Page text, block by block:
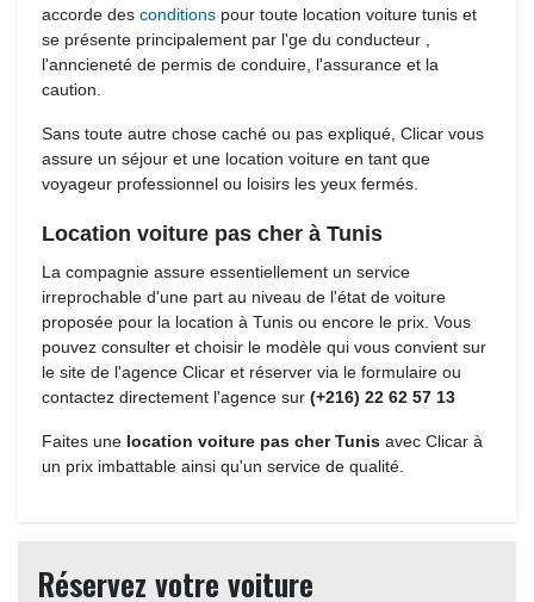
accorde des conditions pour toute location voiture tunis et
se présente principalement par l'ge du conducteur ,
l'anncieneté de permis de conduire, l'assurance et la
caution.
Sans toute autre chose caché ou pas expliqué, Clicar vous
assure un séjour et une location voiture en tant que
voyageur professionnel ou loisirs les yeux fermés.
Location voiture pas cher à Tunis
La compagnie assure essentiellement un service
irreprochable d'une part au niveau de l'état de voiture
proposée pour la location à Tunis ou encore le prix. Vous
pouvez consulter et choisir le modèle qui vous convient sur
le site de l'agence Clicar et réserver via le formulaire ou
contactez directement l'agence sur (+216) 22 62 57 13
Faites une location voiture pas cher Tunis avec Clicar à
un prix imbattable ainsi qu'un service de qualité.
Réservez votre voiture